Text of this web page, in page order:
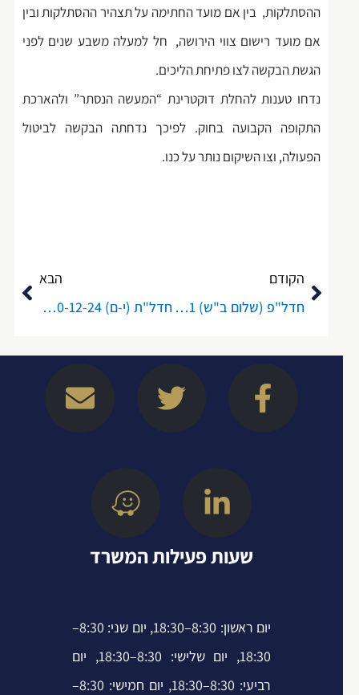
ההסתלקות, בין אם מועד החתימה על תצהיר ההסתלקות ובין
אם מועד רישום צווי הירושה, חל למעלה משבע שנים לפני
הגשת הבקשה לצו פתיחת הליכים.
נדחו טענות להחלת דוקטרינת “המעשה הנסתר” ולהארכת
התקופה הקבועה בחוק. לפיכך נדחתה הבקשה לביטול
הפעולה, וצו השיקום נותר על כנו.
קודםהקודם
חדל"פ (שלום ב"ש) 41515-01-21 עו"ד שרון בירון מרקוביץ (כנאמנת) נ' אופירה מרגי ואח' (23.11.2025)
הבא
חדל"ת (י-ם) 5900-12-24 מ.א. שמר יזמות בע"מ נ' הממונה על חדלות פירעון ושיקום כלכלי – מחוז ירושלים, בית המשפט המחוזי בירושלים (כב' השופט אביגדור דורות), פסק דין מיום 2.12.2025
הבא
a
f
w
r
n
d
i
n
i
n
שעות פעילות המשרד
יום ראשון: 8:30–18:30, יום שני: 8:30–
18:30, יום שלישי: 8:30–18:30, יום
רביעי: 8:30–18:30, יום חמישי: 8:30–